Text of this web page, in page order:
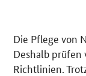
Die Pflege von
Deshalb prüfen
Richtlinien.